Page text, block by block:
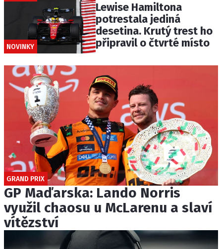
NOVINKY
Lewise Hamiltona
potrestala jediná
desetina. Krutý trest ho
připravil o čtvrté místo
GRAND PRIX
GP Maďarska: Lando Norris
využil chaosu u McLarenu a slaví
vítězství